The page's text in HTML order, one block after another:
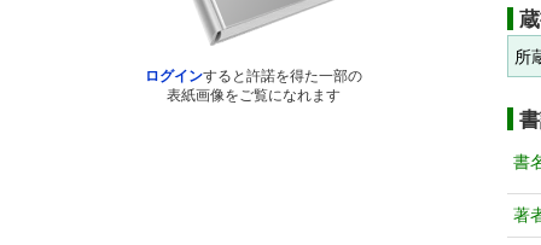
ログインすると許諾を得た一部の
表紙画像をご覧になれます
所
書
著